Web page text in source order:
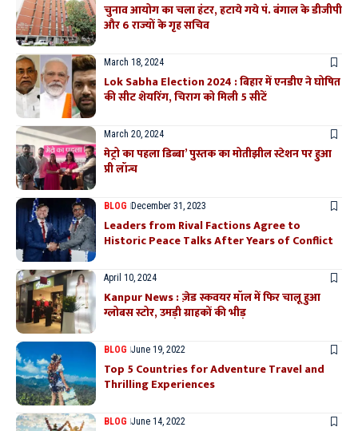
चुनाव आयोग का चला हंटर, हटाये गये पं. बंगाल के डीजीपी
और 6 राज्यों के गृह सचिव
March 18, 2024
Lok Sabha Election 2024 : बिहार में एनडीए ने घोषित
की सीट शेयरिंग, चिराग को मिली 5 सीटें
March 20, 2024
मेट्रो का पहला डिब्बा’ पुस्तक का मोतीझील स्टेशन पर हुआ
प्री लॉन्च
BLOG December 31, 2023
Leaders from Rival Factions Agree to
Historic Peace Talks After Years of Conflict
April 10, 2024
Kanpur News : ज़ेड स्कवयर मॉल में फिर चालू हुआ
ग्लोबस स्टोर, उमड़ी ग्राहकों की भीड़
BLOG June 19, 2022
Top 5 Countries for Adventure Travel and
Thrilling Experiences
BLOG June 14, 2022